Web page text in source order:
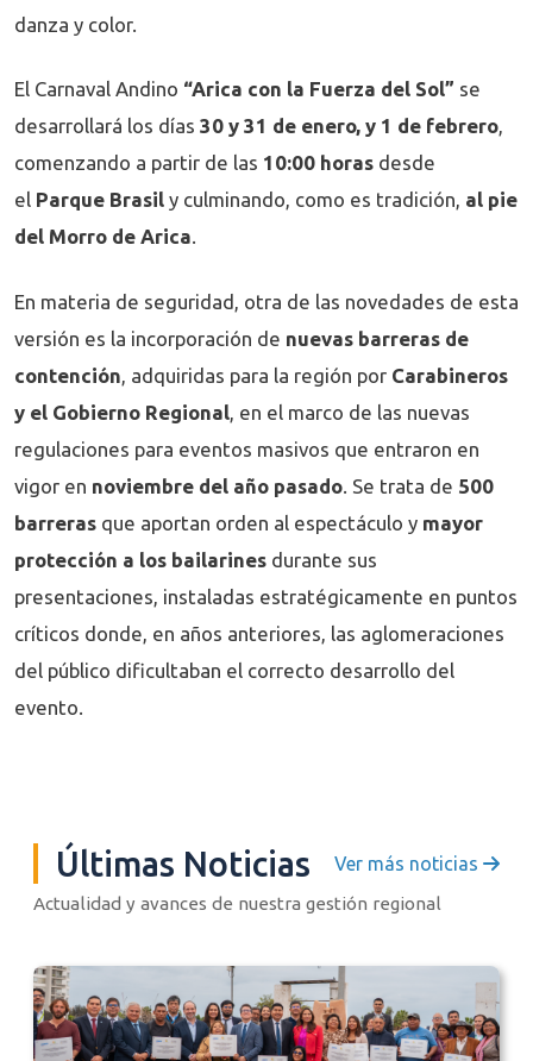
danza y color.
El Carnaval Andino “Arica con la Fuerza del Sol” se
desarrollará los días 30 y 31 de enero, y 1 de febrero,
comenzando a partir de las 10:00 horas desde
el Parque Brasil y culminando, como es tradición, al pie
del Morro de Arica.
En materia de seguridad, otra de las novedades de esta
versión es la incorporación de nuevas barreras de
contención , adquiridas para la región por Carabineros
y el Gobierno Regional , en el marco de las nuevas
regulaciones para eventos masivos que entraron en
vigor en noviembre del año pasado . Se trata de 500
barreras que aportan orden al espectáculo y mayor
protección a los bailarines durante sus
presentaciones, instaladas estratégicamente en puntos
críticos donde, en años anteriores, las aglomeraciones
del público dificultaban el correcto desarrollo del
evento.
Últimas Noticias Ver más noticias
Actualidad y avances de nuestra gestión regional